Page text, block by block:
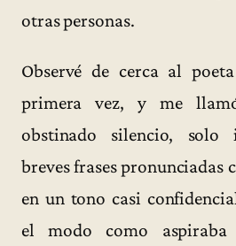
otras personas.
Observé de cerca al
primera vez, y me
obstinado silencio, solo
breves frases pronunciadas
en un tono casi
el modo como